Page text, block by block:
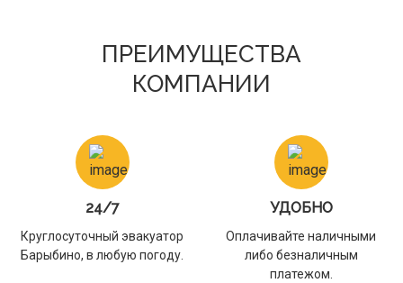
ПРЕИМУЩЕСТВА
КОМПАНИИ
24/7
Круглосуточный эвакуатор
Барыбино, в любую погоду.
УДОБНО
Оплачивайте наличными
либо безналичным
платежом.